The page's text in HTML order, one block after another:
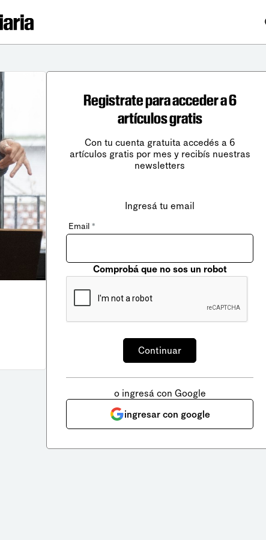
Registrate para acceder a 6
artículos gratis
Con tu cuenta gratuita accedés a 6
artículos gratis por mes y recibís nuestras
newsletters
Ingresá tu email
Email *
Comprobá que no sos un robot
o ingresá con Google
ingresar con google